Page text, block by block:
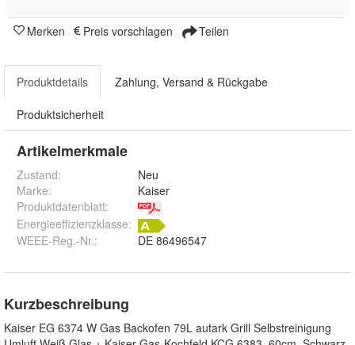
Merken Preis vorschlagen Teilen
Produktdetails Zahlung, Versand & Rückgabe
Produktsicherheit
Artikelmerkmale
Zustand:
Neu
Marke:
Kaiser
Produktdatenblatt:
Energieeffizienzklasse:
WEEE-Reg.-Nr.: DE 86496547
Kurzbeschreibung
Kaiser EG 6374 W Gas Backofen 79L autark Grill Selbstreinigung